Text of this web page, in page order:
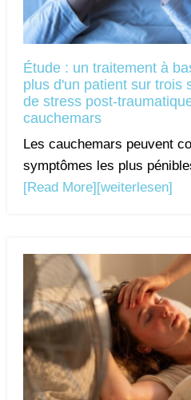
Étude : un traitement à
plus d'un patient sur trois
de stress post-
cauchemars
Les cauchemars peuvent
symptômes les plus
[Read More] [weiterlesen]